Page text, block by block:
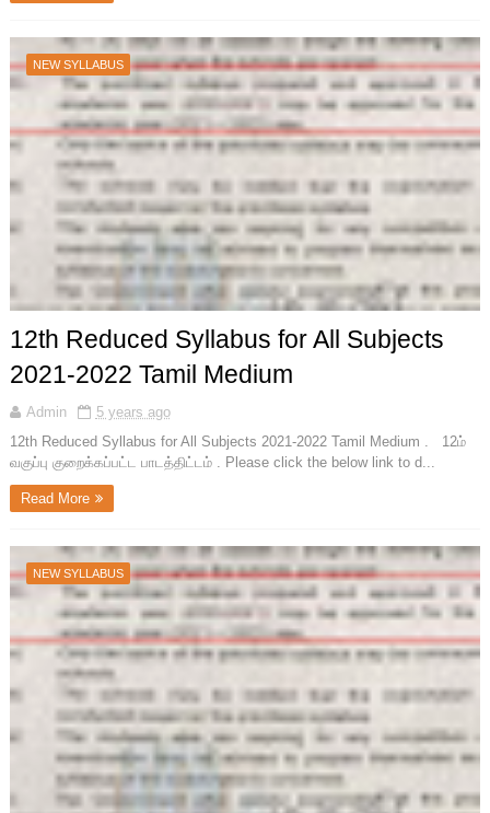
NEW SYLLABUS
12th Reduced Syllabus for All Subjects
2021-2022 Tamil Medium
Admin
5 years ago
12th Reduced Syllabus for All Subjects 2021-2022 Tamil Medium . 12ம்
வகுப்பு குறைக்கப்பட்ட பாடத்திட்டம் . Please click the below link to d...
Read More
NEW SYLLABUS